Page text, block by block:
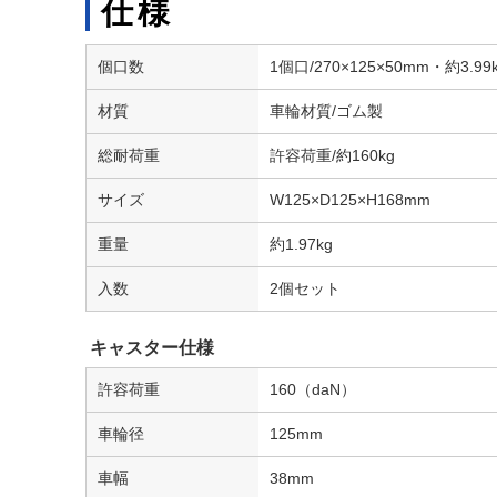
仕様
個口数 1個口/270×125×50mm・約
材質 車輪材質/ゴム製
総耐荷重 許容荷重/約160kg
サイズ W125×D125×H168mm
重量 約1.97kg
入数 2個セット
キャスター仕様
許容荷重 160（daN）
車輪径 125mm
車幅 38mm